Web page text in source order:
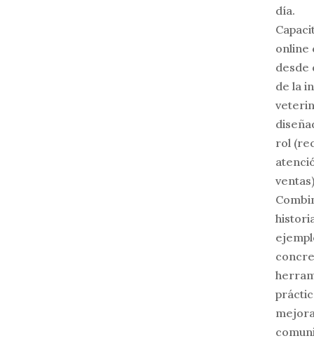
día.
online
desde
de la
rol